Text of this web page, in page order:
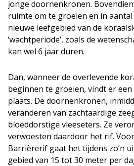
jonge doornenkronen.
ruimte om te groeien en in
nieuwe leefgebied van de
‘wachtperiode’, zoals de
kan wel 6 jaar duren.
Dan, wanneer de overlevende
beginnen te groeien, vindt er
plaats. De doornenkronen,
veranderen van zachtaardige
bloeddorstige vleeseters. Ze
verwoesten daardoor het rif.
Barrièrerif gaat het tijdens zo’n
gebied van 15 tot 30 meter per